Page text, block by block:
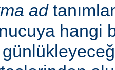
ad
hangi